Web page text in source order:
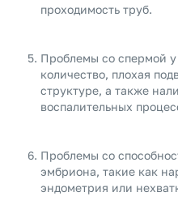
проходимость труб.
Проблемы со спермой
количество, плохая
структуре, а также
воспалительных
Проблемы со
эмбриона, такие как
эндометрия или